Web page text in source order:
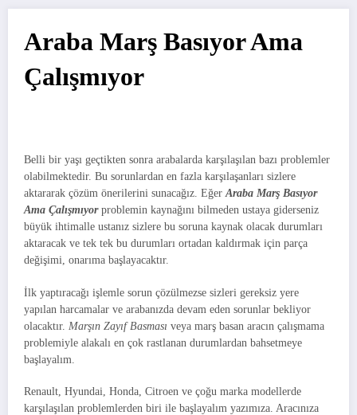
Araba Marş Basıyor Ama
Çalışmıyor
Belli bir yaşı geçtikten sonra arabalarda karşılaşılan bazı problemler
olabilmektedir. Bu sorunlardan en fazla karşılaşanları sizlere
aktararak çözüm önerilerini sunacağız. EğerAraba Marş Basıyor
Ama Çalışmıyorproblemin kaynağını bilmeden ustaya giderseniz
büyük ihtimalle ustanız sizlere bu soruna kaynak olacak durumları
aktaracak ve tek tek bu durumları ortadan kaldırmak için parça
değişimi, onarıma başlayacaktır.
İlk yaptıracağı işlemle sorun çözülmezse sizleri gereksiz yere
yapılan harcamalar ve arabanızda devam eden sorunlar bekliyor
olacaktır. Marşın Zayıf Basması veya marş basan aracın çalışmama
problemiyle alakalı en çok rastlanan durumlardan bahsetmeye
başlayalım.
Renault, Hyundai, Honda, Citroen ve çoğu marka modellerde
karşılaşılan problemlerden biri ile başlayalım yazımıza. Aracınıza